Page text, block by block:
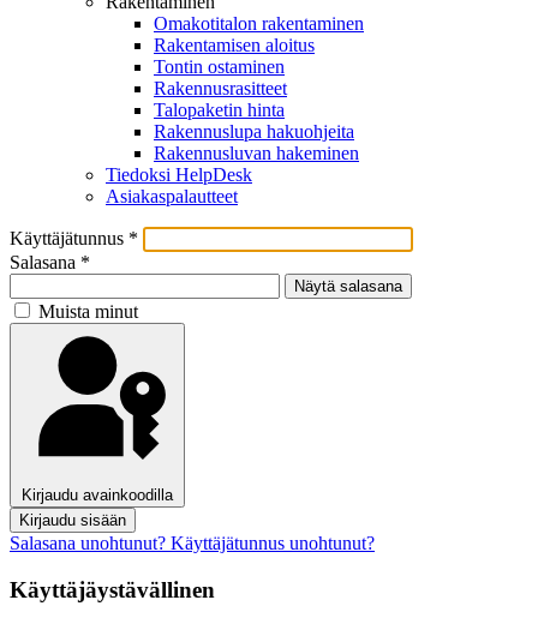
Omakotitalon rakentaminen
Rakentamisen aloitus
Tontin ostaminen
Rakennusrasitteet
Talopaketin hinta
Rakennuslupa hakuohjeita
Rakennusluvan hakeminen
Tiedoksi HelpDesk
Asiakaspalautteet
Käyttäjätunnus *
Salasana *
Näytä salasana
Muista minut
Kirjaudu avainkoodilla
Kirjaudu sisään
Salasana unohtunut? Käyttäjätunnus unohtunut?
Käyttäjäystävällinen